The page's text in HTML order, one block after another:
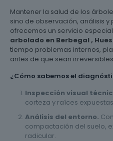
Mantener la salud de los
sino de observación, análisis y
ofrecemos un servicio
arbolado en Berbegal ,
tiempo problemas internos,
antes de que sean
¿Cómo sabemos el
Inspección visual
corteza y raíces
Análisis del entorno.
compactación del suelo,
radicular.